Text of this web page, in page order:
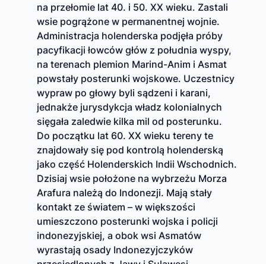
na przełomie lat 40. i 50. XX wieku. Zastali
wsie pogrążone w permanentnej wojnie.
Administracja holenderska podjęła próby
pacyfikacji łowców głów z południa wyspy,
na terenach plemion Marind-Anim i Asmat
powstały posterunki wojskowe. Uczestnicy
wypraw po głowy byli sądzeni i karani,
jednakże jurysdykcja władz kolonialnych
sięgała zaledwie kilka mil od posterunku.
Do początku lat 60. XX wieku tereny te
znajdowały się pod kontrolą holenderską
jako część Holenderskich Indii Wschodnich.
Dzisiaj wsie położone na wybrzeżu Morza
Arafura należą do Indonezji. Mają stały
kontakt ze światem – w większości
umieszczono posterunki wojska i policji
indonezyjskiej, a obok wsi Asmatów
wyrastają osady Indonezyjczyków